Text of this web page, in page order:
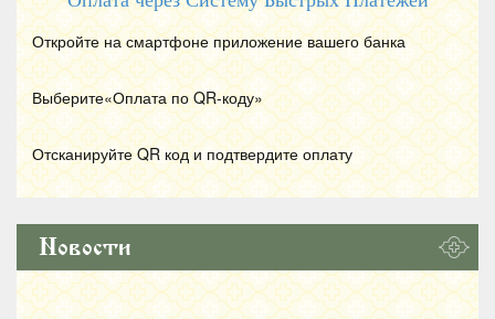
Откройте на смартфоне приложение вашего банка
Выберите«Оплата по QR-коду»
Отсканируйте QR код и подтвердите оплату
Новости